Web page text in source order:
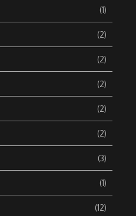
(1)
(2)
(2)
(2)
(2)
(2)
(3)
(1)
(12)